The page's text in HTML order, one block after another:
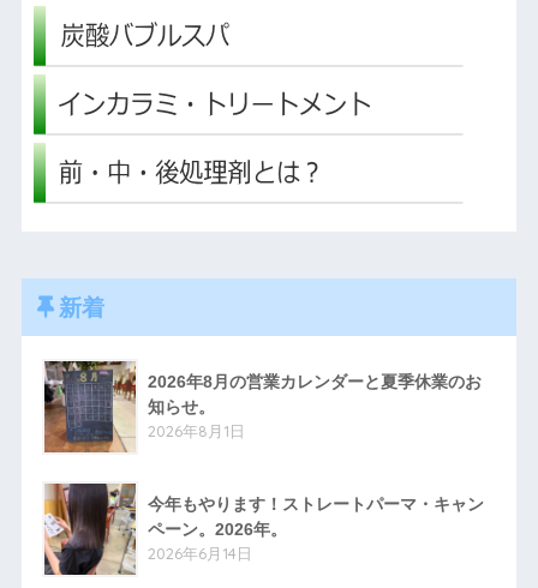
新着
2026年8月の営業カレンダーと夏季休業のお
知らせ。
2026年8月1日
今年もやります！ストレートパーマ・キャン
ペーン。2026年。
2026年6月14日